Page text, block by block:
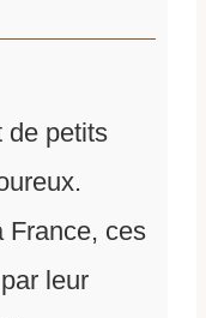
de petits
France, ces
leur